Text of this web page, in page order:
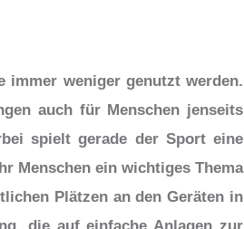
immer weniger genutzt werden.
auch für Menschen jenseits
spielt gerade der Sport eine
Menschen ein wichtiges Thema
Plätzen an den Geräten in